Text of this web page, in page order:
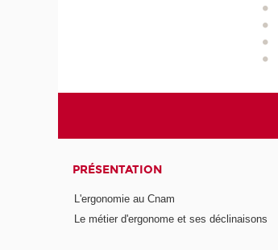
PRÉSENTATION
L'ergonomie au Cnam
Le métier d'ergonome et ses déclinaisons